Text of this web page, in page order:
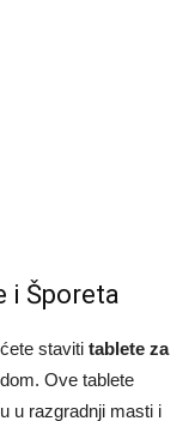
i Šporeta
staviti tablete za
Ove tablete
u razgradnji masti i